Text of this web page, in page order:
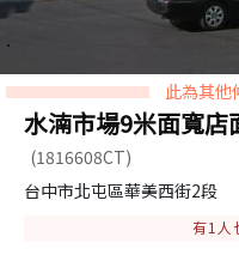
此為其他
水湳市場9米面寬店
(1816608CT)
台中市北屯區華美西街2段
有1 人